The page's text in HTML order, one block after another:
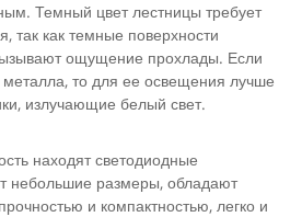
Темный цвет лестницы требует
так как темные поверхности
ощущение прохлады. Если
то для ее освещения лучше
излучающие белый свет.
находят светодиодные
небольшие размеры, обладают
и компактностью, легко и